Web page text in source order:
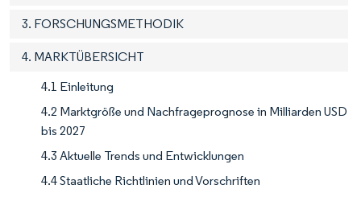
3. FORSCHUNGSMETHODIK
4. MARKTÜBERSICHT
4.1 Einleitung
4.2 Marktgröße und Nachfrageprognose in Milliarden USD
bis 2027
4.3 Aktuelle Trends und Entwicklungen
4.4 Staatliche Richtlinien und Vorschriften